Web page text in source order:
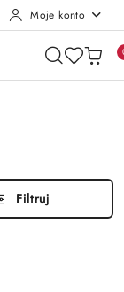
Moje konto
Filtruj